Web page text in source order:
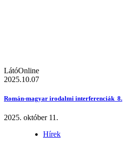
LátóOnline
2025.10.07
Román-magyar irodalmi interferenciák 8.
2025. október 11.
Hírek